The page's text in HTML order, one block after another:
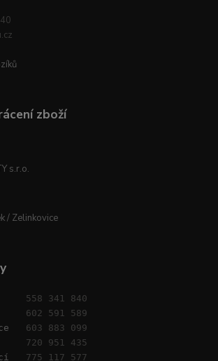
zboží
s.r.o.
/ Zelinkovice
558 341 840
602 591 589
603 883 099
720 951 435
775 117 577